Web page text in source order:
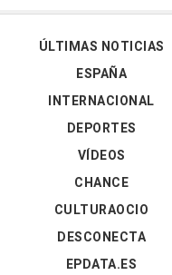
ÚLTIMAS NOTICIAS
ESPAÑA
INTERNACIONAL
DEPORTES
VÍDEOS
CHANCE
CULTURAOCIO
DESCONECTA
EPDATA.ES